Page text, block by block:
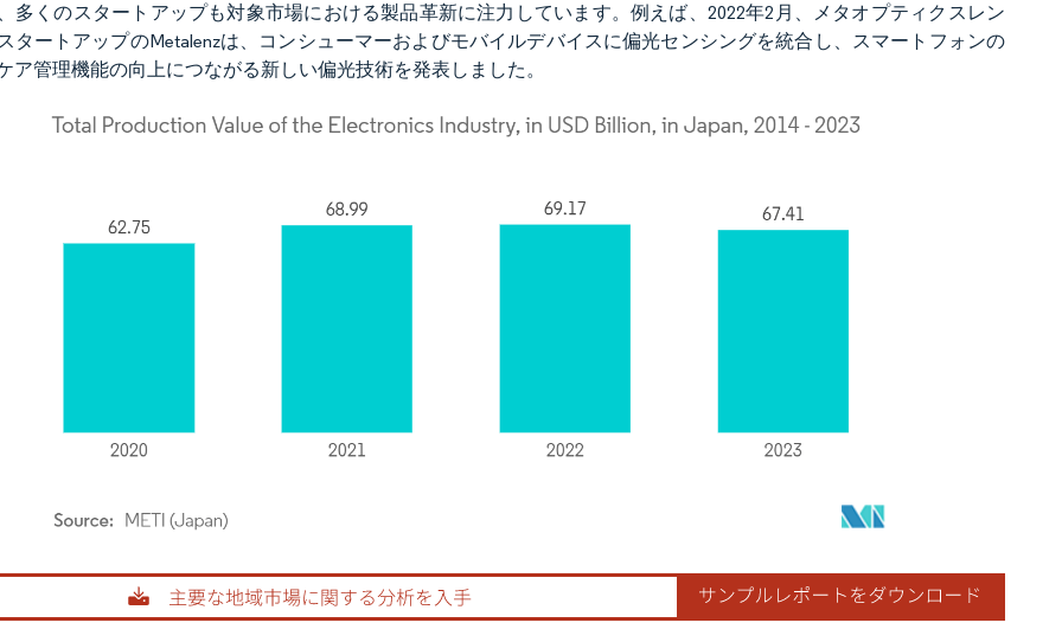
多くのスタートアップも対象市場における製品革新に注力しています。例えば、2022年2月、メタオプティクスレン
タートアップのMetalenzは、コンシューマーおよびモバイルデバイスに偏光センシングを統合し、スマートフォンの
ア管理機能の向上につながる新しい偏光技術を発表しました。
Intelligence。再利用にはCC BY 4.0の表示が必要です。